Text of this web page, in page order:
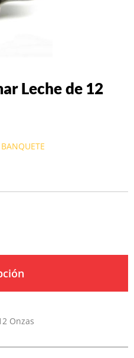
Leche de 12
Onzas